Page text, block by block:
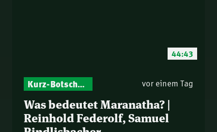
44:43
Kurz-Botschaften – Biblische Impulse mit Zukunft im Blick vor einem Tag
Was bedeutet Maranatha? |
Reinhold Federolf, Samuel